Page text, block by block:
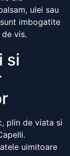
ulei sau
imbogatite
vis.
si
plin de viata si
uimitoare